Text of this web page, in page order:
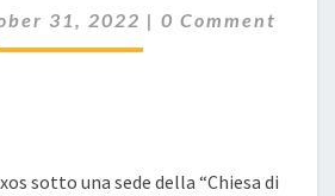
31, 2022 | Comments
0 Comment
sotto una sede della “Chiesa di